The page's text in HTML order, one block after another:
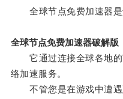
全球节点免费加速器是
全球节点免费加速器破解版
它通过连接全球各地的
络加速服务。
不管您是在游戏中遭遇